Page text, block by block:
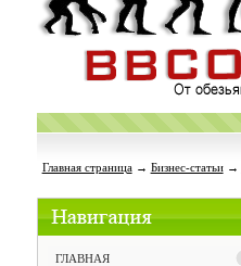
Главная страница→ Бизнес-статьи→
ГЛАВНАЯ